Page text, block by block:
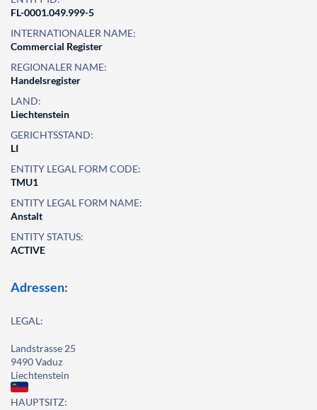
FL-0001.049.999-5
INTERNATIONALER NAME:
Commercial Register
REGIONALER NAME:
Handelsregister
LAND:
Liechtenstein
GERICHTSSTAND:
LI
ENTITY LEGAL FORM CODE:
TMU1
ENTITY LEGAL FORM NAME:
Anstalt
ENTITY STATUS:
ACTIVE
Adressen:
LEGAL:
Landstrasse 25
9490 Vaduz
Liechtenstein
HAUPTSITZ: